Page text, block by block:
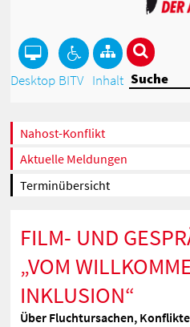
Desktop BITV Inhalt
Nahost-Konflikt
Aktuelle Meldungen
Terminübersicht
FILM- UND
„VOM
INKLUSION“
Über Fluchtursachen,